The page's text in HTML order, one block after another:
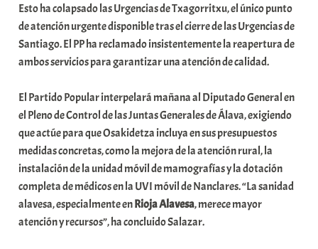
Esto ha colapsado las Urgencias de Txagorritxu, el único punto
de atención urgente disponible tras el cierre de las Urgencias de
Santiago. El PP ha reclamado insistentemente la reapertura de
ambos servicios para garantizar una atención de calidad.
El Partido Popular interpelará mañana al Diputado General en
el Pleno de Control de las Juntas Generales de Álava, exigiendo
que actúe para que Osakidetza incluya en sus presupuestos
medidas concretas, como la mejora de la atención rural, la
instalación de la unidad móvil de mamografías y la dotación
completa de médicos en la UVI móvil de Nanclares. “La sanidad
alavesa, especialmente enRioja Alavesa, merece mayor
atención y recursos”, ha concluido Salazar.